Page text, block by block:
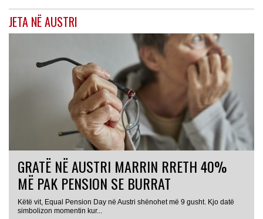
JETA NË AUSTRI
GRATË NË AUSTRI MARRIN RRETH 40%
MË PAK PENSION SE BURRAT
Këtë vit, Equal Pension Day në Austri shënohet më 9 gusht. Kjo datë
simbolizon momentin kur...